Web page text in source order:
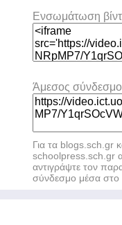
Ενσωμάτωση
Άμεσος
Για τα blogs.sch.gr
schoolpress.sch.gr
αντιγράψτε τον
σύνδεσμο μέσα στο